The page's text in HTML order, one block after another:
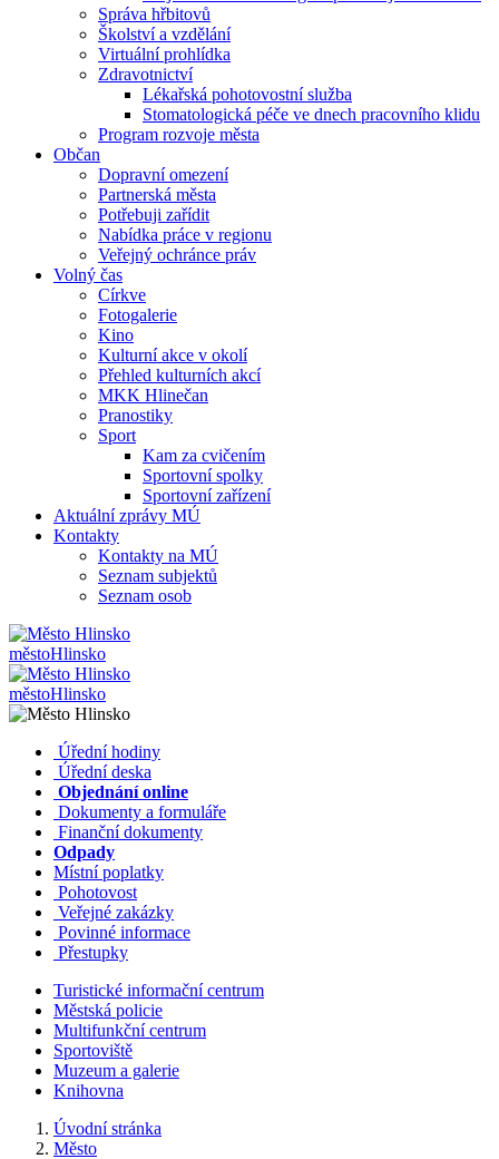
Správa hřbitovů
Školství a vzdělání
Virtuální prohlídka
Zdravotnictví
Lékařská pohotovostní služba
Stomatologická péče ve dnech pracovního klidu
Program rozvoje města
Občan
Dopravní omezení
Partnerská města
Potřebuji zařídit
Nabídka práce v regionu
Veřejný ochránce práv
Volný čas
Církve
Fotogalerie
Kino
Kulturní akce v okolí
Přehled kulturních akcí
MKK Hlinečan
Pranostiky
Sport
Kam za cvičením
Sportovní spolky
Sportovní zařízení
Aktuální zprávy MÚ
Kontakty
Kontakty na MÚ
Seznam subjektů
Seznam osob
městoHlinsko
městoHlinsko
Úřední hodiny
Úřední deska
Objednání online
Dokumenty a formuláře
Finanční dokumenty
Odpady
Místní poplatky
Pohotovost
Veřejné zakázky
Povinné informace
Přestupky
Turistické informační centrum
Městská policie
Multifunkční centrum
Sportoviště
Muzeum a galerie
Knihovna
Úvodní stránka
Město